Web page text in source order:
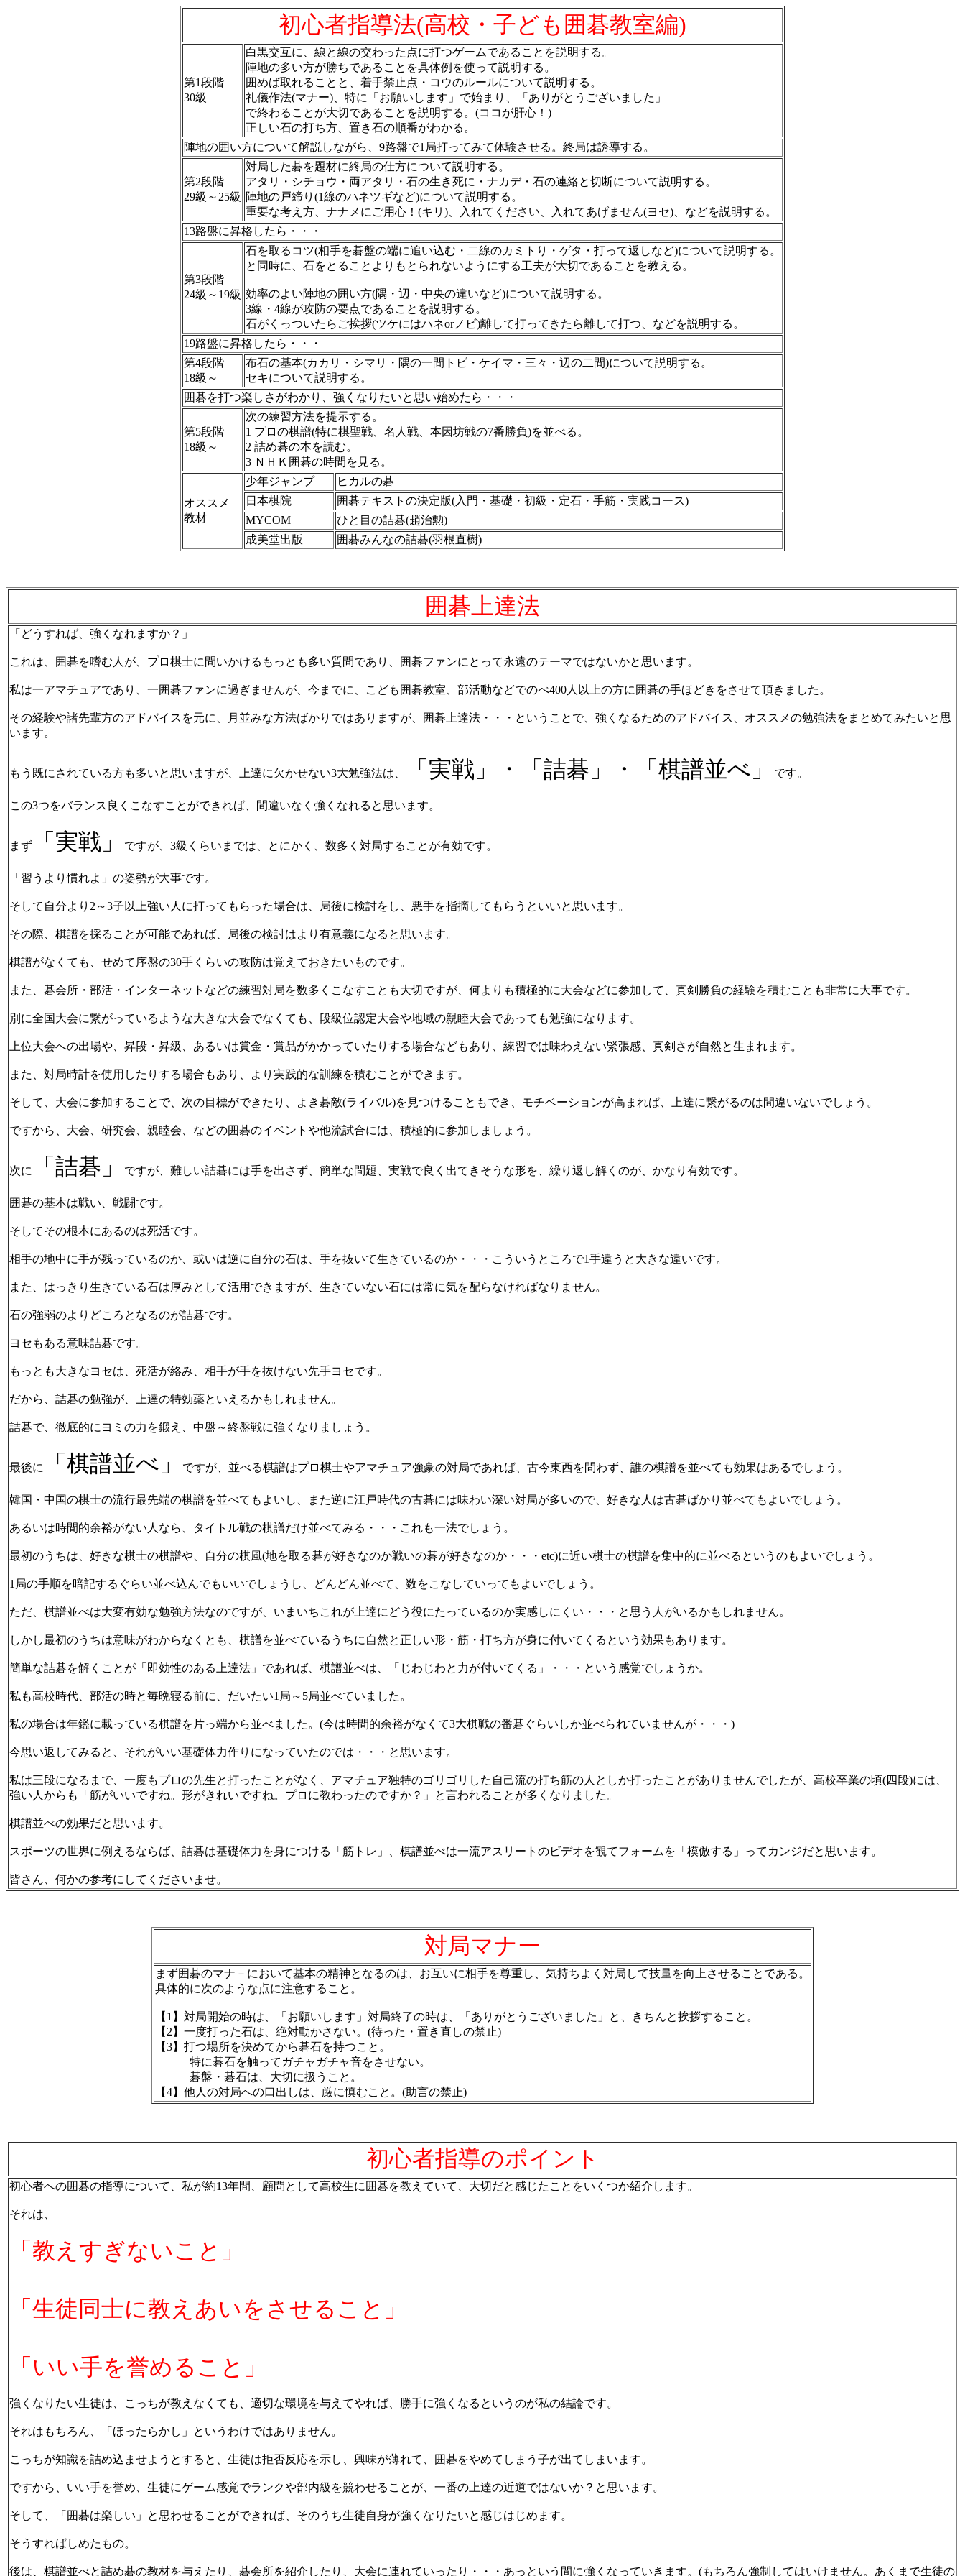
初心者指導法(高校・子ども囲碁教室編)
第1段階
30級
白黒交互に、線と線の交わった点に打つゲームであることを説明する。
陣地の多い方が勝ちであることを具体例を使って説明する。
囲めば取れることと、着手禁止点・コウのルールについて説明する。
礼儀作法(マナー)、特に「お願いします」で始まり、「ありがとうございました」
で終わることが大切であることを説明する。(ココが肝心！)
正しい石の打ち方、置き石の順番がわかる。
陣地の囲い方について解説しながら、9路盤で1局打ってみて体験させる。 終局は誘導する。
第2段階
29級～25級
対局した碁を題材に終局の仕方について説明する。
アタリ・シチョウ・両アタリ・石の生き死に・ナカデ・石の連絡と切断について説明する。
陣地の戸締り(1線のハネツギなど)について説明する。
重要な考え方、ナナメにご用心！(キリ)、入れてください、入れてあげません(ヨセ)、などを説明する。
13路盤に昇格したら・・・
第3段階
24級～19級
石を取るコツ(相手を碁盤の端に追い込む・二線のカミトり・ゲタ・打って返しなど)について説明する。
と同時に、石をとることよりもとられないようにする工夫が大切であることを教える。
効率のよい陣地の囲い方(隅・辺・中央の違いなど)について説明する。
3線・4線が攻防の要点であることを説明する。
石がくっついたらご挨拶(ツケにはハネorノビ)離して打ってきたら離して打つ、などを説明する。
19路盤に昇格したら・・・
第4段階
18級～
布石の基本(カカリ・シマリ・隅の一間トビ・ケイマ・三々・辺の二間)について説明する。
セキについて説明する。
囲碁を打つ楽しさがわかり、強くなりたいと思い始めたら・・・
第5段階
18級～
次の練習方法を提示する。
1 プロの棋譜(特に棋聖戦、名人戦、本因坊戦の7番勝負)を並べる。
2 詰め碁の本を読む。
3 ＮＨＫ囲碁の時間を見る。
オススメ
教材
少年ジャンプ
ヒカルの碁
日本棋院
囲碁テキストの決定版(入門・基礎・初級・定石・手筋・実践コース)
MYCOM
ひと目の詰碁(趙治勲)
成美堂出版
囲碁みんなの詰碁(羽根直樹)
囲碁上達法
「どうすれば、強くなれますか？」
これは、囲碁を嗜む人が、プロ棋士に問いかけるもっとも多い質問であり、囲碁ファンにとって永遠のテーマではないかと思います。
私は一アマチュアであり、一囲碁ファンに過ぎませんが、今までに、こども囲碁教室、部活動などでのべ400人以上の方に囲碁の手ほどきをさせて頂きました。
その経験や諸先輩方のアドバイスを元に、月並みな方法ばかりではありますが、囲碁上達法・・・ということで、強くなるためのアドバイス、オススメの勉強法をまとめてみたいと思
います。
もう既にされている方も多いと思いますが、上達に欠かせない3大勉強法は、 「実戦」・「詰碁」・「棋譜並べ」 です。
この3つをバランス良くこなすことができれば、間違いなく強くなれると思います。
まず 「実戦」 ですが、3級くらいまでは、とにかく、数多く対局することが有効です。
「習うより慣れよ」の姿勢が大事です。
そして自分より2～3子以上強い人に打ってもらった場合は、局後に検討をし、悪手を指摘してもらうといいと思います。
その際、棋譜を採ることが可能であれば、局後の検討はより有意義になると思います。
棋譜がなくても、せめて序盤の30手くらいの攻防は覚えておきたいものです。
また、碁会所・部活・インターネットなどの練習対局を数多くこなすことも大切ですが、何よりも積極的に大会などに参加して、真剣勝負の経験を積むことも非常に大事です。
別に全国大会に繋がっているような大きな大会でなくても、段級位認定大会や地域の親睦大会であっても勉強になります。
上位大会への出場や、昇段・昇級、あるいは賞金・賞品がかかっていたりする場合などもあり、練習では味わえない緊張感、真剣さが自然と生まれます。
また、対局時計を使用したりする場合もあり、より実践的な訓練を積むことができます。
そして、大会に参加することで、次の目標ができたり、よき碁敵(ライバル)を見つけることもでき、モチベーションが高まれば、上達に繋がるのは間違いないでしょう。
ですから、大会、研究会、親睦会、などの囲碁のイベントや他流試合には、積極的に参加しましょう。
次に 「詰碁」 ですが、難しい詰碁には手を出さず、簡単な問題、実戦で良く出てきそうな形を、繰り返し解くのが、かなり有効です。
囲碁の基本は戦い、戦闘です。
そしてその根本にあるのは死活です。
相手の地中に手が残っているのか、或いは逆に自分の石は、手を抜いて生きているのか・・・こういうところで1手違うと大きな違いです。
また、はっきり生きている石は厚みとして活用できますが、生きていない石には常に気を配らなければなりません。
石の強弱のよりどころとなるのが詰碁です。
ヨセもある意味詰碁です。
もっとも大きなヨセは、死活が絡み、相手が手を抜けない先手ヨセです。
だから、詰碁の勉強が、上達の特効薬といえるかもしれません。
詰碁で、徹底的にヨミの力を鍛え、中盤～終盤戦に強くなりましょう。
最後に 「棋譜並べ」 ですが、並べる棋譜はプロ棋士やアマチュア強豪の対局であれば、古今東西を問わず、誰の棋譜を並べても効果はあるでしょう。
韓国・中国の棋士の流行最先端の棋譜を並べてもよいし、また逆に江戸時代の古碁には味わい深い対局が多いので、好きな人は古碁ばかり並べてもよいでしょう。
あるいは時間的余裕がない人なら、タイトル戦の棋譜だけ並べてみる・・・これも一法でしょう。
最初のうちは、好きな棋士の棋譜や、自分の棋風(地を取る碁が好きなのか戦いの碁が好きなのか・・・etc)に近い棋士の棋譜を集中的に並べるというのもよいでしょう。
1局の手順を暗記するぐらい並べ込んでもいいでしょうし、どんどん並べて、数をこなしていってもよいでしょう。
ただ、棋譜並べは大変有効な勉強方法なのですが、いまいちこれが上達にどう役にたっているのか実感しにくい・・・と思う人がいるかもしれません。
しかし最初のうちは意味がわからなくとも、棋譜を並べているうちに自然と正しい形・筋・打ち方が身に付いてくるという効果もあります。
簡単な詰碁を解くことが「即効性のある上達法」であれば、棋譜並べは、「じわじわと力が付いてくる」・・・という感覚でしょうか。
私も高校時代、部活の時と毎晩寝る前に、だいたい1局～5局並べていました。
私の場合は年鑑に載っている棋譜を片っ端から並べました。(今は時間的余裕がなくて3大棋戦の番碁ぐらいしか並べられていませんが・・・)
今思い返してみると、それがいい基礎体力作りになっていたのでは・・・と思います。
私は三段になるまで、一度もプロの先生と打ったことがなく、アマチュア独特のゴリゴリした自己流の打ち筋の人としか打ったことがありませんでしたが、高校卒業の頃(四段)には、
強い人からも「筋がいいですね。形がきれいですね。プロに教わったのですか？」と言われることが多くなりました。
棋譜並べの効果だと思います。
スポーツの世界に例えるならば、詰碁は基礎体力を身につける「筋トレ」、棋譜並べは一流アスリートのビデオを観てフォームを「模倣する」ってカンジだと思います。
皆さん、何かの参考にしてくださいませ。
対局マナー
まず囲碁のマナ－において基本の精神となるのは、お互いに相手を尊重し、気持ちよく対局して技量を向上させることである。
具体的に次のような点に注意すること。
【1】対局開始の時は、「お願いします」対局終了の時は、「ありがとうございました」と、きちんと挨拶すること。
【2】一度打った石は、絶対動かさない。(待った・置き直しの禁止)
【3】打つ場所を決めてから碁石を持つこと。
特に碁石を触ってガチャガチャ音をさせない。
碁盤・碁石は、大切に扱うこと。
【4】他人の対局への口出しは、厳に慎むこと。(助言の禁止)
初心者指導のポイント
初心者への囲碁の指導について、私が約13年間、顧問として高校生に囲碁を教えていて、大切だと感じたことをいくつか紹介します。
それは、
「教えすぎないこと」
「生徒同士に教えあいをさせること」
「いい手を誉めること」
強くなりたい生徒は、こっちが教えなくても、適切な環境を与えてやれば、勝手に強くなるというのが私の結論です。
それはもちろん、「ほったらかし」というわけではありません。
こっちが知識を詰め込ませようとすると、生徒は拒否反応を示し、興味が薄れて、囲碁をやめてしまう子が出てしまいます。
ですから、いい手を誉め、生徒にゲーム感覚でランクや部内級を競わせることが、一番の上達の近道ではないか？と思います。
そして、「囲碁は楽しい」と思わせることができれば、そのうち生徒自身が強くなりたいと感じはじめます。
そうすればしめたもの。
後は、棋譜並べと詰め碁の教材を与えたり、碁会所を紹介したり、大会に連れていったり・・・あっという間に強くなっていきます。(もちろん強制してはいけません。あくまで生徒の